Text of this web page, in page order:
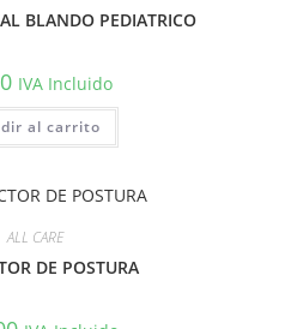
BLANDO PEDIATRICO
IVA Incluido
al carrito
ALL CARE
DE POSTURA